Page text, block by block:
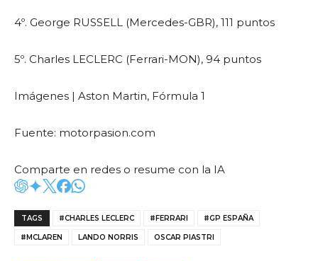
4º. George RUSSELL (Mercedes-GBR), 111 puntos
5º. Charles LECLERC (Ferrari-MON), 94 puntos
Imágenes | Aston Martin, Fórmula 1
Fuente: motorpasion.com
Comparte en redes o resume con la IA
TAGS #CHARLES LECLERC #FERRARI #GP ESPAÑA
#MCLAREN LANDO NORRIS OSCAR PIASTRI